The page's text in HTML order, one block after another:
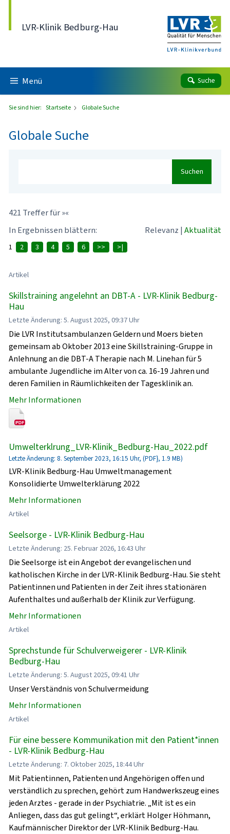
LVR-Klinik Bedburg-Hau
Menü Suche
Sie sind hier: Startseite Globale Suche
Globale Suche
Suchen
421 Treffer für »«
In Ergebnissen blättern:
Relevanz | Aktualität
1 2 3 4 5 6 >> >|
Artikel
Skillstraining angelehnt an DBT-A - LVR-Klinik Bedburg-
Hau
Letzte Änderung: 5. August 2025, 09:37 Uhr
Die LVR Institutsambulanzen Geldern und Moers bieten
gemeinsam ab Oktober 2013 eine Skillstraining-Gruppe in
Anlehnung an die DBT-A Therapie nach M. Linehan für 5
ambulante Jugendliche im Alter von ca. 16-19 Jahren und
deren Familien in Räumlichkeiten der Tagesklinik an.
Mehr Informationen
Umwelterklrung_LVR-Klinik_Bedburg-Hau_2022.pdf
Letzte Änderung: 8. September 2023, 16:15 Uhr, (PDF}, 1.9 MB)
LVR-Klinik Bedburg-Hau Umweltmanagement
Konsolidierte Umwelterklärung 2022
Mehr Informationen
Artikel
Seelsorge - LVR-Klinik Bedburg-Hau
Letzte Änderung: 25. Februar 2026, 16:43 Uhr
Die Seelsorge ist ein Angebot der evangelischen und
katholischen Kirche in der LVR-Klinik Bedburg-Hau. Sie steht
Patientinnen und Patienten in der Zeit ihres stationären
Aufenthaltes und außerhalb der Klinik zur Verfügung.
Mehr Informationen
Artikel
Sprechstunde für Schulverweigerer - LVR-Klinik
Bedburg-Hau
Letzte Änderung: 5. August 2025, 09:41 Uhr
Unser Verständnis von Schulvermeidung
Mehr Informationen
Artikel
Für eine bessere Kommunikation mit den Patient*innen
- LVR-Klinik Bedburg-Hau
Letzte Änderung: 7. Oktober 2025, 18:44 Uhr
Mit Patientinnen, Patienten und Angehörigen offen und
verständlich zu sprechen, gehört zum Handwerkszeug eines
jeden Arztes - gerade in der Psychiatrie. „Mit ist es ein
Anliegen, dass das gut gelingt“, erklärt Holger Höhmann,
Kaufmännischer Direktor der LVR-Klinik Bedburg-Hau.